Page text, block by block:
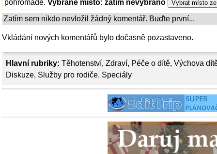
Hlavní rubriky: Těhotenství, Zdraví, Péče o dítě, Výchova
Diskuze, Služby pro rodiče, Speciály
pohromadě. Vybrané místo: zatím nevybráno
Zatím sem nikdo nevložil žádný komentář. Buďte první...
Vkládání nových komentářů bylo dočasně pozastaveno.